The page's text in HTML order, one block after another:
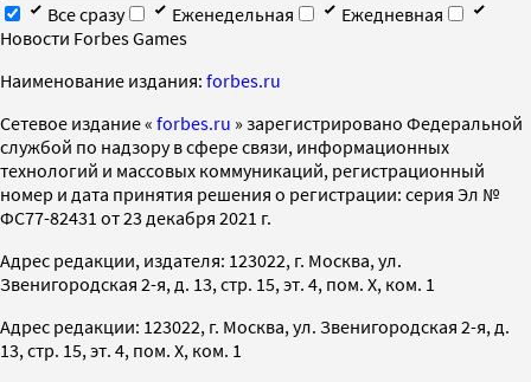
Все сразу
Еженедельная
Ежедневная
Новости Forbes Games
Наименование издания: forbes.ru
Cетевое издание « forbes.ru » зарегистрировано Федеральной
службой по надзору в сфере связи, информационных
технологий и массовых коммуникаций, регистрационный
номер и дата принятия решения о регистрации: серия Эл №
ФС77-82431 от 23 декабря 2021 г.
Адрес редакции, издателя: 123022, г. Москва, ул.
Звенигородская 2-я, д. 13, стр. 15, эт. 4, пом. X, ком. 1
Адрес редакции: 123022, г. Москва, ул. Звенигородская 2-я, д.
13, стр. 15, эт. 4, пом. X, ком. 1